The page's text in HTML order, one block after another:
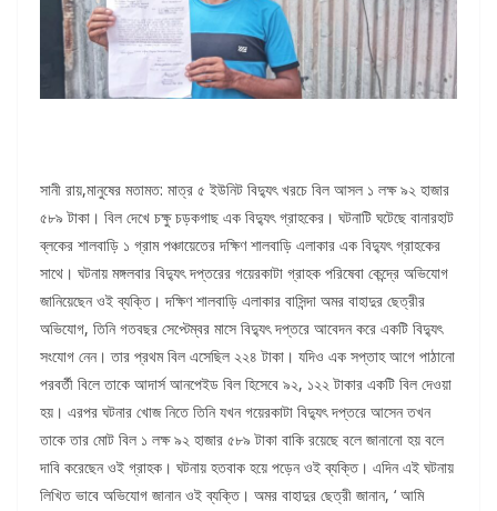
সানী রায়,মানুষের মতামত: মাত্র ৫ ইউনিট বিদ্যুৎ খরচে বিল আসল ১ লক্ষ ৯২ হাজার
৫৮৯ টাকা। বিল দেখে চক্ষু চড়কগাছ এক বিদ্যুৎ গ্রাহকের। ঘটনাটি ঘটেছে বানারহাট
ব্লকের শালবাড়ি ১ গ্রাম পঞ্চায়েতের দক্ষিণ শালবাড়ি এলাকার এক বিদ্যুৎ গ্রাহকের
সাথে। ঘটনায় মঙ্গলবার বিদ্যুৎ দপ্তরের গয়েরকাটা গ্রাহক পরিষেবা কেন্দ্রে অভিযোগ
জানিয়েছেন ওই ব্যক্তি। দক্ষিণ শালবাড়ি এলাকার বাসিন্দা অমর বাহাদুর ছেত্রীর
অভিযোগ, তিনি গতবছর সেপ্টেম্বর মাসে বিদ্যুৎ দপ্তরে আবেদন করে একটি বিদ্যুৎ
সংযোগ নেন। তার প্রথম বিল এসেছিল ২২৪ টাকা। যদিও এক সপ্তাহ আগে পাঠানো
পরবর্তী বিলে তাকে আদার্স আনপেইড বিল হিসেবে ৯২, ১২২ টাকার একটি বিল দেওয়া
হয়। এরপর ঘটনার খোজ নিতে তিনি যখন গয়েরকাটা বিদ্যুৎ দপ্তরে আসেন তখন
তাকে তার মোট বিল ১ লক্ষ ৯২ হাজার ৫৮৯ টাকা বাকি রয়েছে বলে জানানো হয় বলে
দাবি করেছেন ওই গ্রাহক। ঘটনায় হতবাক হয়ে পড়েন ওই ব্যক্তি। এদিন এই ঘটনায়
লিখিত ভাবে অভিযোগ জানান ওই ব্যক্তি। অমর বাহাদুর ছেত্রী জানান, ‘ আমি